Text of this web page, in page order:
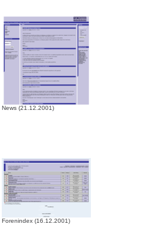
News (21.12.2001)
Forenindex (16.12.2001)